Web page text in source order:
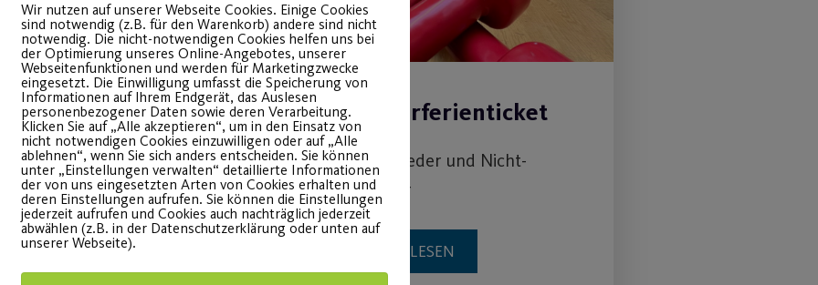
MENSCH –
Tanzshows in
Stadthalle Fürth!
noch schnell Tickets
Sommerferienticket
Für Mitglieder und Nicht-
Mitglieder
WEITERLESEN
Wir nutzen auf unserer Webseite Cookies. Einige Cookies
sind notwendig (z.B. für den Warenkorb) andere sind nicht
notwendig. Die nicht-notwendigen Cookies helfen uns bei
der Optimierung unseres Online-Angebotes, unserer
Webseitenfunktionen und werden für Marketingzwecke
eingesetzt. Die Einwilligung umfasst die Speicherung von
Informationen auf Ihrem Endgerät, das Auslesen
personenbezogener Daten sowie deren Verarbeitung.
Klicken Sie auf „Alle akzeptieren“, um in den Einsatz von
nicht notwendigen Cookies einzuwilligen oder auf „Alle
ablehnen“, wenn Sie sich anders entscheiden. Sie können
unter „Einstellungen verwalten“ detaillierte Informationen
der von uns eingesetzten Arten von Cookies erhalten und
deren Einstellungen aufrufen. Sie können die Einstellungen
jederzeit aufrufen und Cookies auch nachträglich jederzeit
abwählen (z.B. in der Datenschutzerklärung oder unten auf
unserer Webseite).